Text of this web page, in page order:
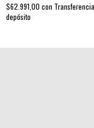
$62.991,00 con
depósito